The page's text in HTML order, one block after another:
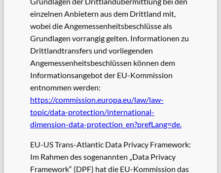
einzelnen Anbietern aus dem Drittland mit,
wobei die Angemessenheitsbeschlüsse als
Grundlagen vorrangig gelten. Informationen zu
Drittlandtransfers und vorliegenden
Angemessenheitsbeschlüssen können dem
Informationsangebot der EU-Kommission
entnommen werden:
https://commission.europa.eu/law/law-
topic/data-protection/international-
dimension-data-protection_en?prefLang=de.
EU-US Trans-Atlantic Data Privacy Framework:
Im Rahmen des sogenannten „Data Privacy
Framework“ (DPF) hat die EU-Kommission das